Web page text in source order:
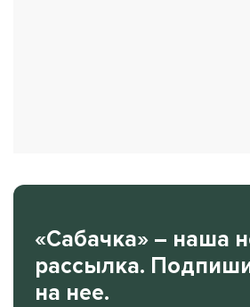
«Сабачка» – наша
рассылка.
на нее.